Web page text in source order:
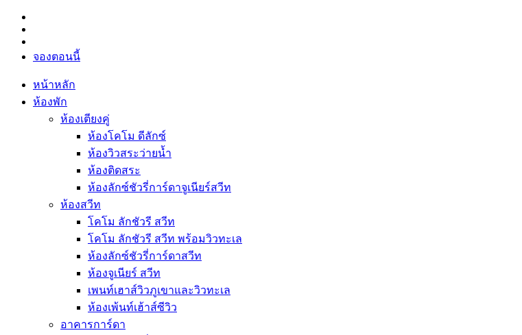
จองตอนนี้
หน้าหลัก
ห้องพัก
ห้องเตียงคู่
ห้องโคโม ดีลักซ์
ห้องวิวสระว่ายน้ำ
ห้องติดสระ
ห้องลักซ์ชัวรี่การ์ดาจูเนียร์สวีท
ห้องสวีท
โคโม ลักชัวรี สวีท
โคโม ลักชัวรี สวีท พร้อมวิวทะเล
ห้องลักซ์ชัวรี่การ์ดาสวีท
ห้องจูเนียร์ สวีท
เพนท์เฮาส์วิวภูเขาและวิวทะเล
ห้องเพ้นท์เฮ้าส์ซีวิว
อาคารการ์ดา